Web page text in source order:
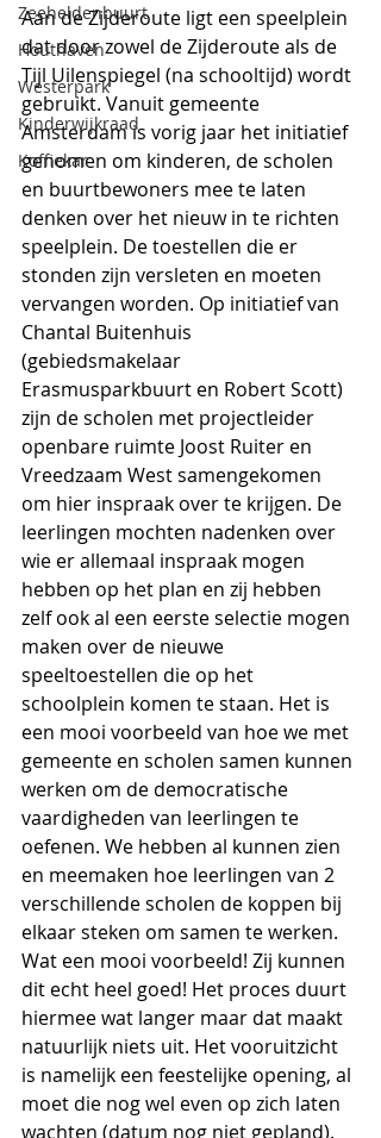
Zeeheldenbuurt
Houthaven
Westerpark
Kinderwijkraad
Koffiekar
Aan de Zijderoute ligt een speelplein
dat door zowel de Zijderoute als de
Tijl Uilenspiegel (na schooltijd) wordt
gebruikt. Vanuit gemeente
Amsterdam is vorig jaar het initiatief
genomen om kinderen, de scholen
en buurtbewoners mee te laten
denken over het nieuw in te richten
speelplein. De toestellen die er
stonden zijn versleten en moeten
vervangen worden. Op initiatief van
Chantal Buitenhuis
(gebiedsmakelaar
Erasmusparkbuurt en Robert Scott)
zijn de scholen met projectleider
openbare ruimte Joost Ruiter en
Vreedzaam West samengekomen
om hier inspraak over te krijgen. De
leerlingen mochten nadenken over
wie er allemaal inspraak mogen
hebben op het plan en zij hebben
zelf ook al een eerste selectie mogen
maken over de nieuwe
speeltoestellen die op het
schoolplein komen te staan. Het is
een mooi voorbeeld van hoe we met
gemeente en scholen samen kunnen
werken om de democratische
vaardigheden van leerlingen te
oefenen. We hebben al kunnen zien
en meemaken hoe leerlingen van 2
verschillende scholen de koppen bij
elkaar steken om samen te werken.
Wat een mooi voorbeeld! Zij kunnen
dit echt heel goed! Het proces duurt
hiermee wat langer maar dat maakt
natuurlijk niets uit. Het vooruitzicht
is namelijk een feestelijke opening, al
moet die nog wel even op zich laten
wachten (datum nog niet gepland).